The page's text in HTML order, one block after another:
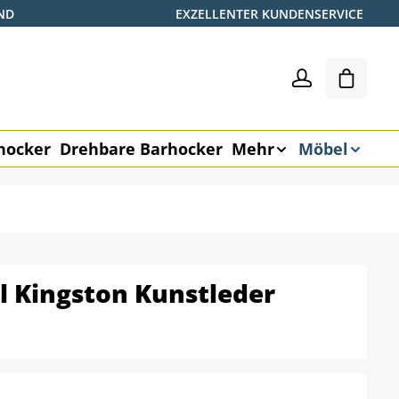
EXZELLENTER KUNDENSERVICE
Drehbare Barhocker Mehr Möbel
Kingston Kunstleder